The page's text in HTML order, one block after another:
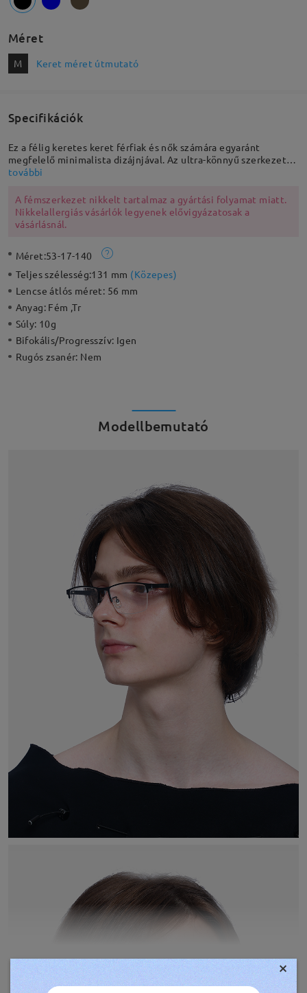
Méret
M Keret méret útmutató
Specifikációk
Ez a félig keretes keret férfiak és nők számára egyaránt
megfelelő minimalista dizájnjával. Az ultra-könnyű szerkezet
és az állítható orrpárnák kényelmessé teszik a hosszú távú
további
A fémszerkezet nikkelt tartalmaz a gyártási folyamat miatt.
Nikkelallergiás vásárlók legyenek elővigyázatosak a
vásárlásnál.
Méret:53-17-140
Teljes szélesség:131 mm (Közepes)
Lencse átlós méret: 56 mm
Anyag: Fém ,Tr
Súly: 10g
Bifokális/Progresszív: Igen
Rugós zsanér: Nem
Modellbemutató
TOVÁBBIAK MEGJELENÍTÉSE ×